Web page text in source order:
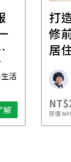
活
解
打
修
居
原價